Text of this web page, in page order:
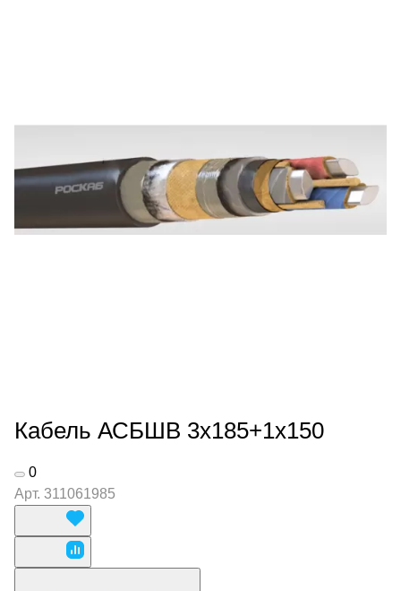
Кабель АСБШВ 3х185+1х150
0
Арт. 311061985